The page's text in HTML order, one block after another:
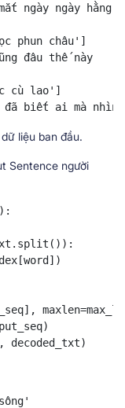
ngày ngày hằng
phun châu']
đâu thế này
cù lao']
đã biết ai mà nhìn
liệu ban đầu.
Sentence người
decoded_txt)